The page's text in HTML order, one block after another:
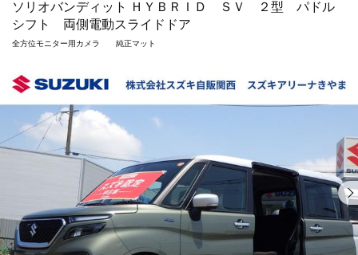
ソリオバンディット ＨＹＢＲＩＤ ＳＶ ２型 パドル
シフト 両側電動スライドドア
全方位モニター用カメラ 純正マット